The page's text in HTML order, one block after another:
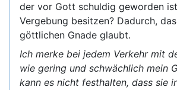
der vor Gott schuldig geworden
Vergebung besitzen? Dadurch,
göttlichen Gnade glaubt.
Ich merke bei jedem Verkehr mit
wie gering und schwächlich mein
kann es nicht festhalten, dass sie